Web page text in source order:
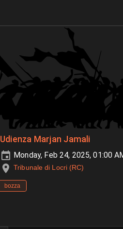
Udienza Marjan Jamali
Monday, Feb 24, 2025, 01:00
Tribunale di Locri (RC)
bozza